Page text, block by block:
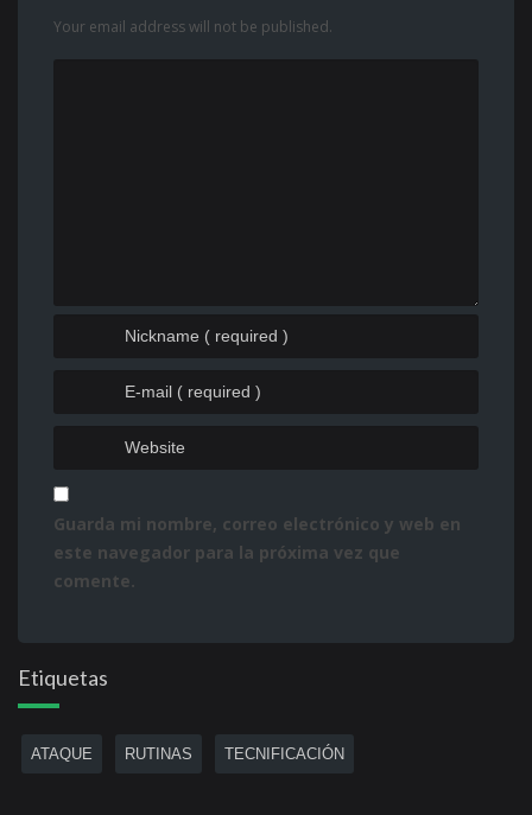
Your email address will not be published.
Guarda mi nombre, correo electrónico y web en
este navegador para la próxima vez que
comente.
Etiquetas
ATAQUE RUTINAS TECNIFICACIÓN